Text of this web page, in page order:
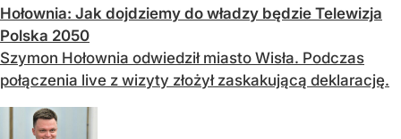
Hołownia: Jak dojdziemy do władzy będzie Telewizja
Polska 2050
Szymon Hołownia odwiedził miasto Wisła. Podczas
połączenia live z wizyty złożył zaskakującą deklarację.